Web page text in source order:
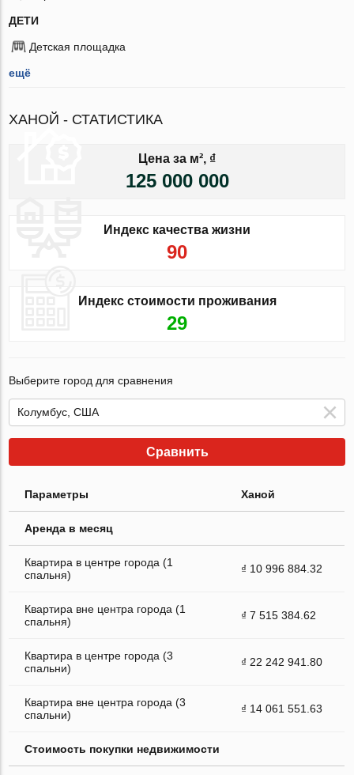
ДЕТИ
Детская площадка
ещё
ХАНОЙ - СТАТИСТИКА
Цена за м², ₫
125 000 000
Индекс качества жизни
90
Индекс стоимости проживания
29
Выберите город для сравнения
Сравнить
Параметры Ханой
Аренда в месяц
Квартира в центре города (1
спальня)
₫ 10 996 884.32
Квартира вне центра города (1
спальня)
₫ 7 515 384.62
Квартира в центре города (3
спальни)
₫ 22 242 941.80
Квартира вне центра города (3
спальни)
₫ 14 061 551.63
Стоимость покупки недвижимости